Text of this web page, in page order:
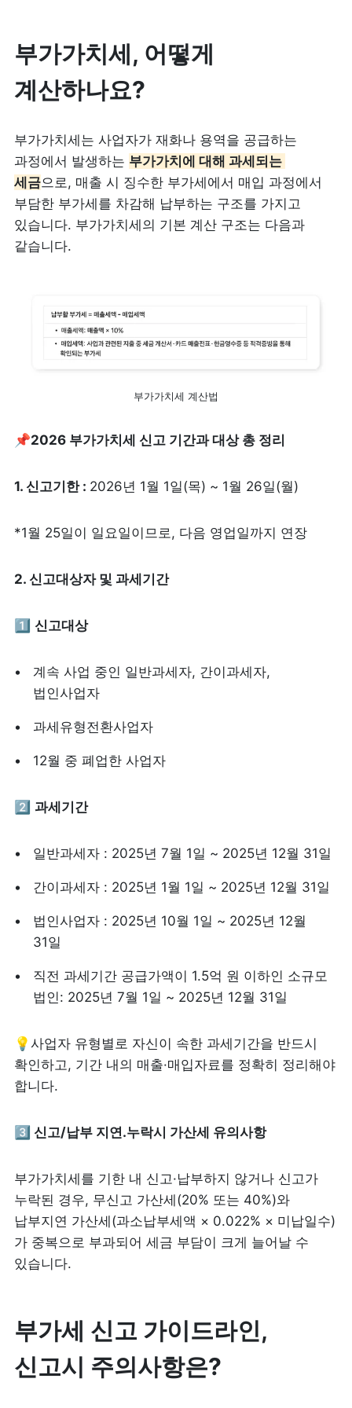
부가가치세, 어떻게
계산하나요?
부가가치세는 사업자가 재화나 용역을 공급하는
과정에서 발생하는 부가가치에 대해 과세되는
세금으로, 매출 시 징수한 부가세에서 매입 과정에서
부담한 부가세를 차감해 납부하는 구조를 가지고
있습니다. 부가가치세의 기본 계산 구조는 다음과
같습니다.
부가가치세 계산법
📌2026 부가가치세 신고 기간과 대상 총 정리
1. 신고기한 : 2026년 1월 1일(목) ~ 1월 26일(월)
*1월 25일이 일요일이므로, 다음 영업일까지 연장
2. 신고대상자 및 과세기간
1️⃣ 신고대상
계속 사업 중인 일반과세자, 간이과세자,
법인사업자
과세유형전환사업자
12월 중 폐업한 사업자
2️⃣ 과세기간
일반과세자 : 2025년 7월 1일 ~ 2025년 12월 31일
간이과세자 : 2025년 1월 1일 ~ 2025년 12월 31일
법인사업자 : 2025년 10월 1일 ~ 2025년 12월
31일
직전 과세기간 공급가액이 1.5억 원 이하인 소규모
법인: 2025년 7월 1일 ~ 2025년 12월 31일
💡사업자 유형별로 자신이 속한 과세기간을 반드시
확인하고, 기간 내의 매출·매입자료를 정확히 정리해야
합니다.
3️⃣ 신고/납부 지연.누락시 가산세 유의사항
부가가치세를 기한 내 신고·납부하지 않거나 신고가
누락된 경우, 무신고 가산세(20% 또는 40%)와
납부지연 가산세(과소납부세액 × 0.022% × 미납일수)
가 중복으로 부과되어 세금 부담이 크게 늘어날 수
있습니다.
부가세 신고 가이드라인,
신고시 주의사항은?